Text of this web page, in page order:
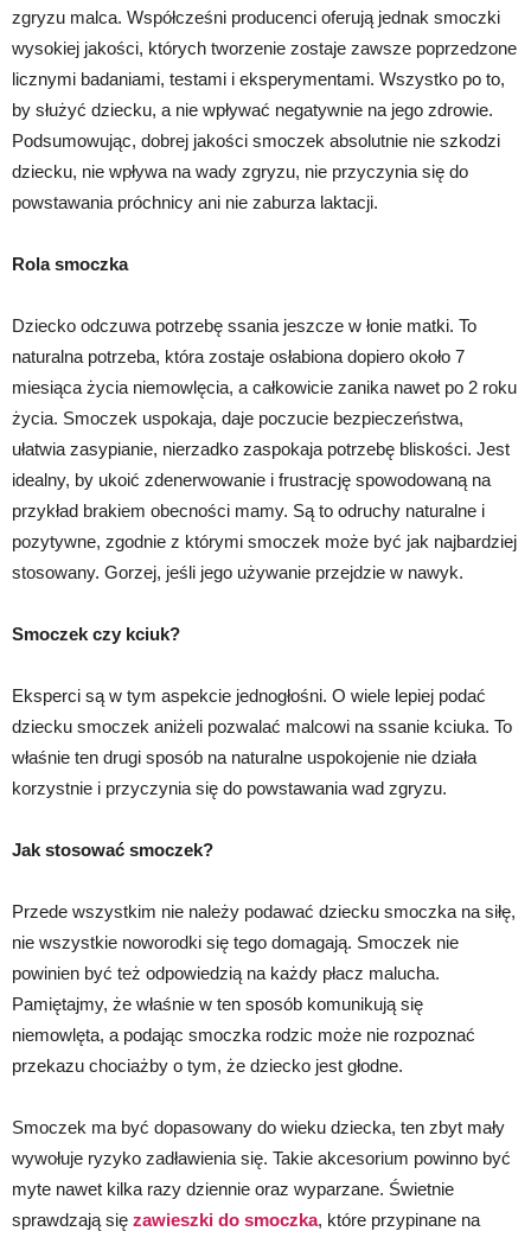
zgryzu malca. Współcześni producenci oferują jednak smoczki
wysokiej jakości, których tworzenie zostaje zawsze poprzedzone
licznymi badaniami, testami i eksperymentami. Wszystko po to,
by służyć dziecku, a nie wpływać negatywnie na jego zdrowie.
Podsumowując, dobrej jakości smoczek absolutnie nie szkodzi
dziecku, nie wpływa na wady zgryzu, nie przyczynia się do
powstawania próchnicy ani nie zaburza laktacji.
Rola smoczka
Dziecko odczuwa potrzebę ssania jeszcze w łonie matki. To
naturalna potrzeba, która zostaje osłabiona dopiero około 7
miesiąca życia niemowlęcia, a całkowicie zanika nawet po 2 roku
życia. Smoczek uspokaja, daje poczucie bezpieczeństwa,
ułatwia zasypianie, nierzadko zaspokaja potrzebę bliskości. Jest
idealny, by ukoić zdenerwowanie i frustrację spowodowaną na
przykład brakiem obecności mamy. Są to odruchy naturalne i
pozytywne, zgodnie z którymi smoczek może być jak najbardziej
stosowany. Gorzej, jeśli jego używanie przejdzie w nawyk.
Smoczek czy kciuk?
Eksperci są w tym aspekcie jednogłośni. O wiele lepiej podać
dziecku smoczek aniżeli pozwalać malcowi na ssanie kciuka. To
właśnie ten drugi sposób na naturalne uspokojenie nie działa
korzystnie i przyczynia się do powstawania wad zgryzu.
Jak stosować smoczek?
Przede wszystkim nie należy podawać dziecku smoczka na siłę,
nie wszystkie noworodki się tego domagają. Smoczek nie
powinien być też odpowiedzią na każdy płacz malucha.
Pamiętajmy, że właśnie w ten sposób komunikują się
niemowlęta, a podając smoczka rodzic może nie rozpoznać
przekazu chociażby o tym, że dziecko jest głodne.
Smoczek ma być dopasowany do wieku dziecka, ten zbyt mały
wywołuje ryzyko zadławienia się. Takie akcesorium powinno być
myte nawet kilka razy dziennie oraz wyparzane. Świetnie
sprawdzają się zawieszki do smoczka, które przypinane na